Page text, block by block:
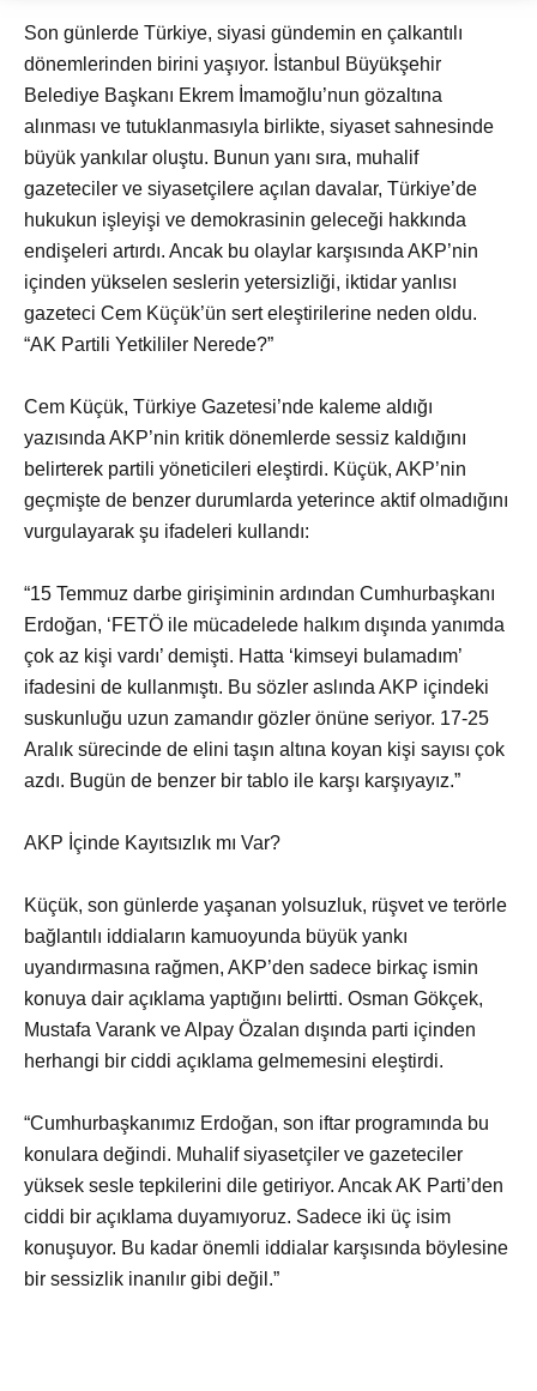
Son günlerde Türkiye, siyasi gündemin en çalkantılı
dönemlerinden birini yaşıyor. İstanbul Büyükşehir
Belediye Başkanı Ekrem İmamoğlu’nun gözaltına
alınması ve tutuklanmasıyla birlikte, siyaset sahnesinde
büyük yankılar oluştu. Bunun yanı sıra, muhalif
gazeteciler ve siyasetçilere açılan davalar, Türkiye’de
hukukun işleyişi ve demokrasinin geleceği hakkında
endişeleri artırdı. Ancak bu olaylar karşısında AKP’nin
içinden yükselen seslerin yetersizliği, iktidar yanlısı
gazeteci Cem Küçük’ün sert eleştirilerine neden oldu.
“AK Partili Yetkililer Nerede?”
Cem Küçük, Türkiye Gazetesi’nde kaleme aldığı
yazısında AKP’nin kritik dönemlerde sessiz kaldığını
belirterek partili yöneticileri eleştirdi. Küçük, AKP’nin
geçmişte de benzer durumlarda yeterince aktif olmadığını
vurgulayarak şu ifadeleri kullandı:
“15 Temmuz darbe girişiminin ardından Cumhurbaşkanı
Erdoğan, ‘FETÖ ile mücadelede halkım dışında yanımda
çok az kişi vardı’ demişti. Hatta ‘kimseyi bulamadım’
ifadesini de kullanmıştı. Bu sözler aslında AKP içindeki
suskunluğu uzun zamandır gözler önüne seriyor. 17-25
Aralık sürecinde de elini taşın altına koyan kişi sayısı çok
azdı. Bugün de benzer bir tablo ile karşı karşıyayız.”
AKP İçinde Kayıtsızlık mı Var?
Küçük, son günlerde yaşanan yolsuzluk, rüşvet ve terörle
bağlantılı iddiaların kamuoyunda büyük yankı
uyandırmasına rağmen, AKP’den sadece birkaç ismin
konuya dair açıklama yaptığını belirtti. Osman Gökçek,
Mustafa Varank ve Alpay Özalan dışında parti içinden
herhangi bir ciddi açıklama gelmemesini eleştirdi.
“Cumhurbaşkanımız Erdoğan, son iftar programında bu
konulara değindi. Muhalif siyasetçiler ve gazeteciler
yüksek sesle tepkilerini dile getiriyor. Ancak AK Parti’den
ciddi bir açıklama duyamıyoruz. Sadece iki üç isim
konuşuyor. Bu kadar önemli iddialar karşısında böylesine
bir sessizlik inanılır gibi değil.”